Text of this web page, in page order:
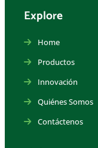
Explore
Home
Productos
Innovación
Quiénes Somos
Contáctenos